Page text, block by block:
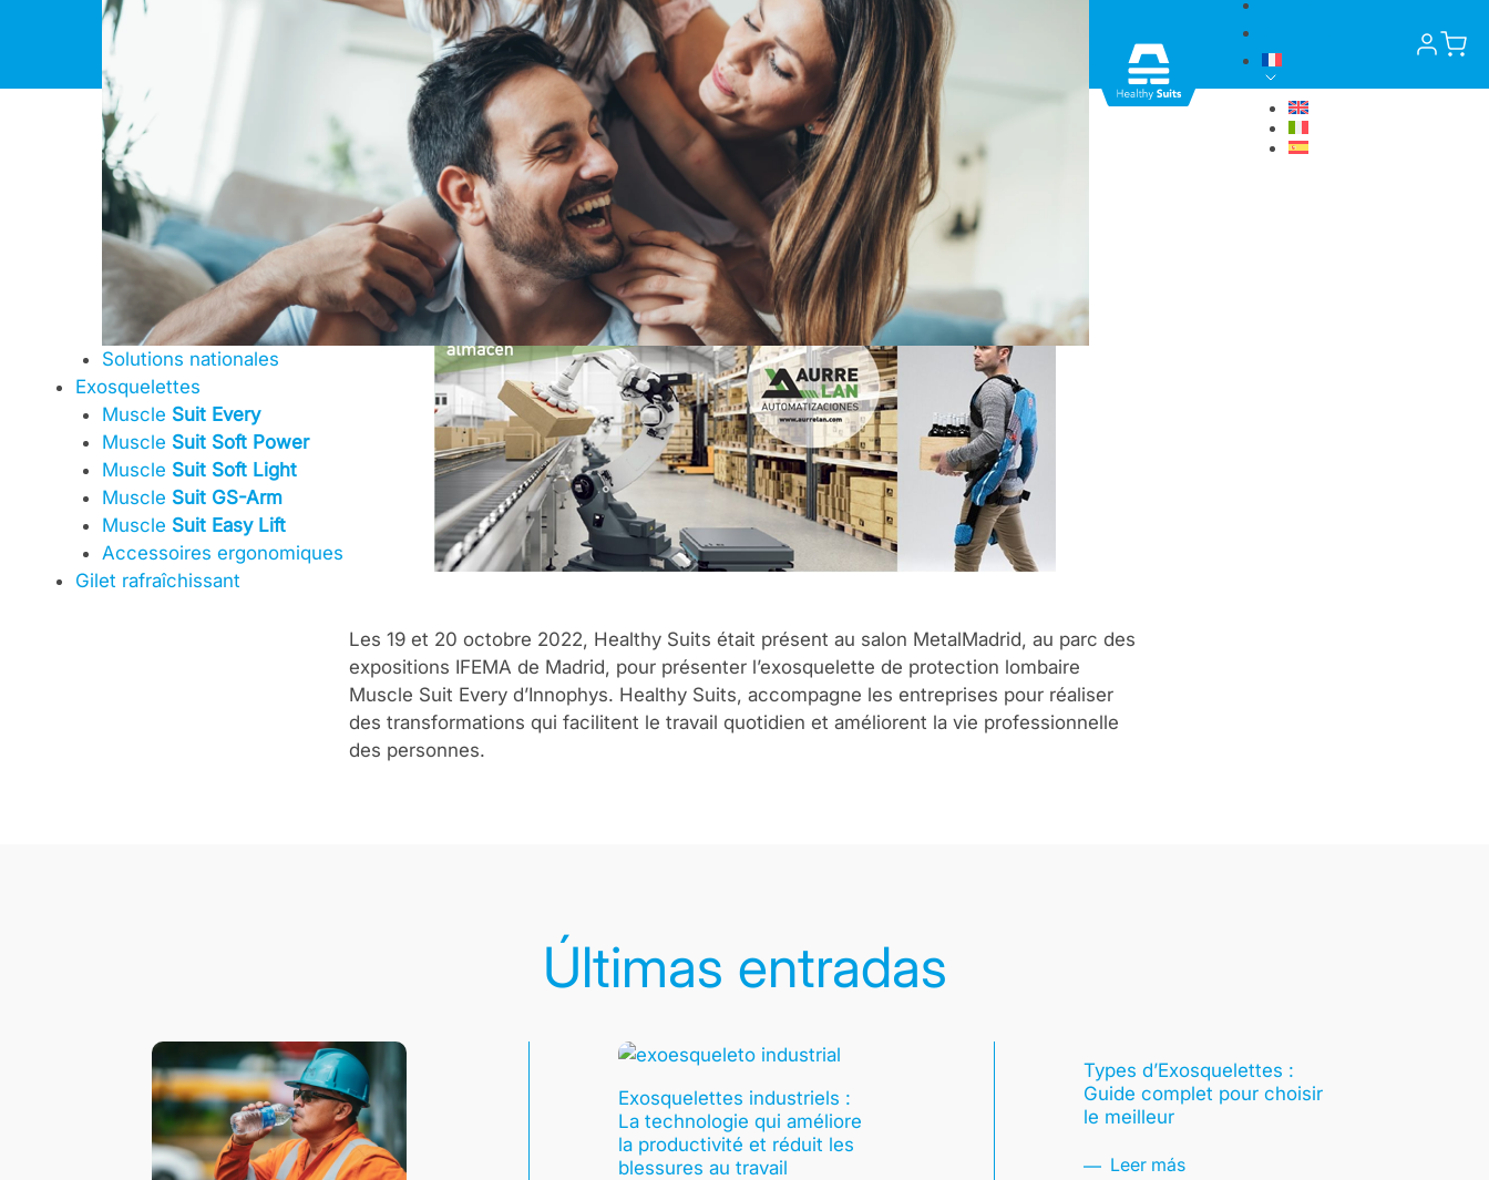
Solutions nationales
Exosquelettes
Muscle Suit Every
Muscle Suit Soft Power
Muscle Suit Soft Light
Muscle Suit GS-Arm
Muscle Suit Easy Lift
Accessoires ergonomiques
Gilet rafraîchissant
Salon du métal Madrid 2022
19 / 10 / 2022
Les 19 et 20 octobre 2022, Healthy Suits était présent au salon MetalMadrid, au parc des
expositions IFEMA de Madrid, pour présenter l’exosquelette de protection lombaire
Muscle Suit Every d’Innophys. Healthy Suits, accompagne les entreprises pour réaliser
des transformations qui facilitent le travail quotidien et améliorent la vie professionnelle
des personnes.
Últimas entradas
Exosquelettes industriels :
La technologie qui améliore
la productivité et réduit les
blessures au travail
Types d’Exosquelettes :
Guide complet pour choisir
le meilleur
Leer más